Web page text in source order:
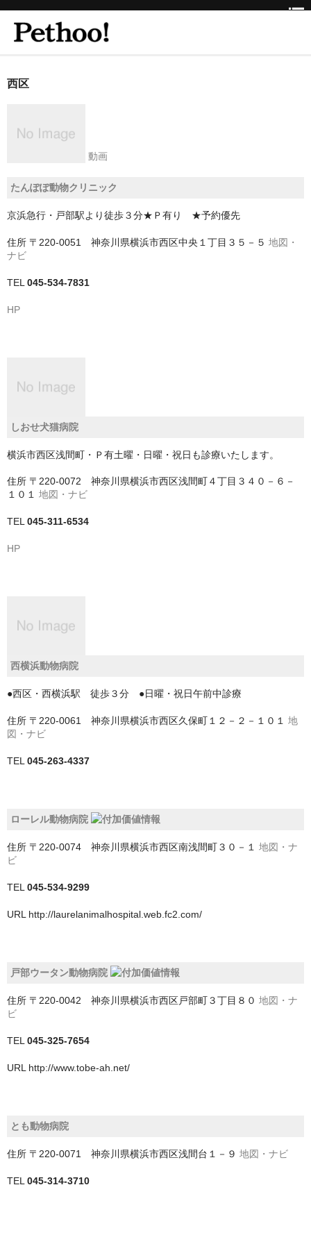
CLINIC
京都府
京都市
京都市以外
兵庫県
千葉県
いすみ市
佐倉市
八千代市
中央区
緑区
美浜区
印西市
君津市
大網白里市
富津市
富里市
山武市
山武郡横芝光町
山武郡芝山町
市原市
西区
動画
たんぽぽ動物クリニック
京浜急行・戸部駅より徒歩３分★Ｐ有り ★予約優先
住所 〒220-0051 神奈川県横浜市西区中央１丁目３５－５ 地図・
ナビ
TEL 045-534-7831
HP
しおせ犬猫病院
横浜市西区浅間町・Ｐ有土曜・日曜・祝日も診療いたします。
住所 〒220-0072 神奈川県横浜市西区浅間町４丁目３４０－６－
１０１ 地図・ナビ
TEL 045-311-6534
HP
西横浜動物病院
●西区・西横浜駅 徒歩３分 ●日曜・祝日午前中診療
住所 〒220-0061 神奈川県横浜市西区久保町１２－２－１０１ 地
図・ナビ
TEL 045-263-4337
ローレル動物病院
住所 〒220-0074 神奈川県横浜市西区南浅間町３０－１ 地図・ナ
ビ
TEL 045-534-9299
URL http://laurelanimalhospital.web.fc2.com/
戸部ウータン動物病院
住所 〒220-0042 神奈川県横浜市西区戸部町３丁目８０ 地図・ナ
ビ
TEL 045-325-7654
URL http://www.tobe-ah.net/
とも動物病院
住所 〒220-0071 神奈川県横浜市西区浅間台１－９ 地図・ナビ
TEL 045-314-3710